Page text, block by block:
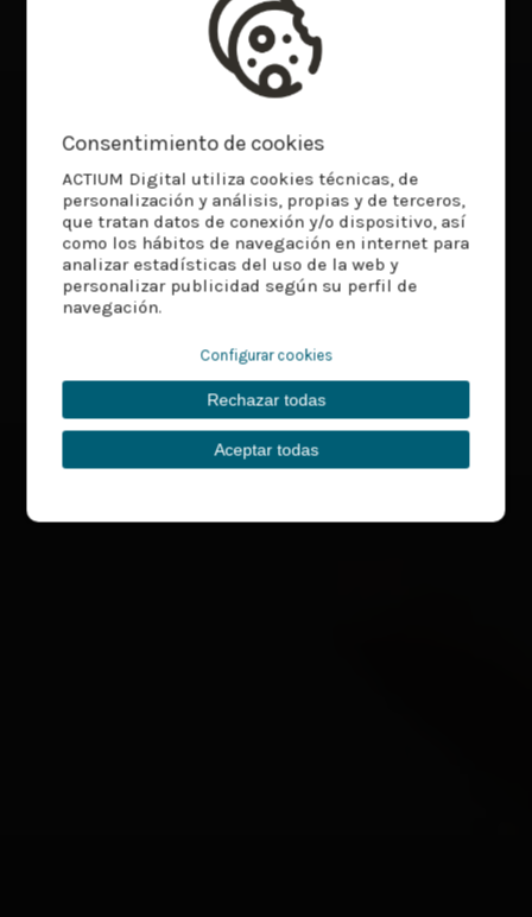
Consentimiento de cookies
ACTIUM Digital utiliza cookies técnicas, de
personalización y análisis, propias y de terceros,
que tratan datos de conexión y/o dispositivo, así
como los hábitos de navegación en internet para
analizar estadísticas del uso de la web y
personalizar publicidad según su perfil de
navegación.
Configurar cookies
Rechazar todas
Aceptar todas